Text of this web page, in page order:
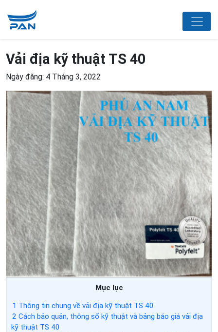
Vải địa kỹ thuật TS 40
Ngày đăng: 4 Tháng 3, 2022
Mục lục
1 Thông tin chung về vải địa kỹ thuật TS 40
2 Cách bảo quản, thông số kỹ thuật và bảng báo giá vải địa
kỹ thuật TS 40